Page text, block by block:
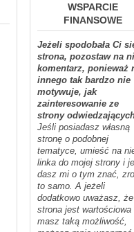
WSPARCIE
FINANSOWE
Jeżeli spodobała Ci
strona, pozostaw na
komentarz, ponieważ
innego tak bardzo nie
motywuje, jak
zainteresowanie ze
strony
Jeśli posiadasz własną
stronę o podobnej
tematyce, umieść na
linka do mojej strony i
dasz mi o tym znać,
to samo. A jeżeli
dodatkowo uważasz,
strona jest wartościowa
masz taką możliwość,